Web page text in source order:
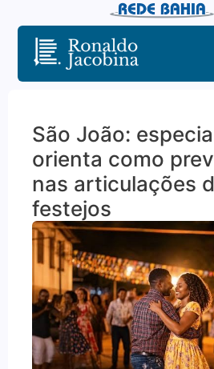
São João:
orienta como
nas articulações
festejos